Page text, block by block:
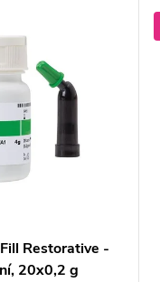
Restorative -
20x0,2 g